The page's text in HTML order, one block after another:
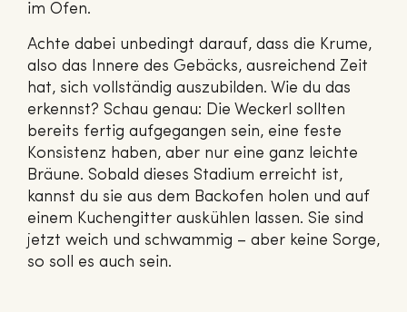
im Ofen.
Achte dabei unbedingt darauf, dass die Krume,
also das Innere des Gebäcks, ausreichend Zeit
hat, sich vollständig auszubilden. Wie du das
erkennst? Schau genau: Die Weckerl sollten
bereits fertig aufgegangen sein, eine feste
Konsistenz haben, aber nur eine ganz leichte
Bräune. Sobald dieses Stadium erreicht ist,
kannst du sie aus dem Backofen holen und auf
einem Kuchengitter auskühlen lassen. Sie sind
jetzt weich und schwammig – aber keine Sorge,
so soll es auch sein.